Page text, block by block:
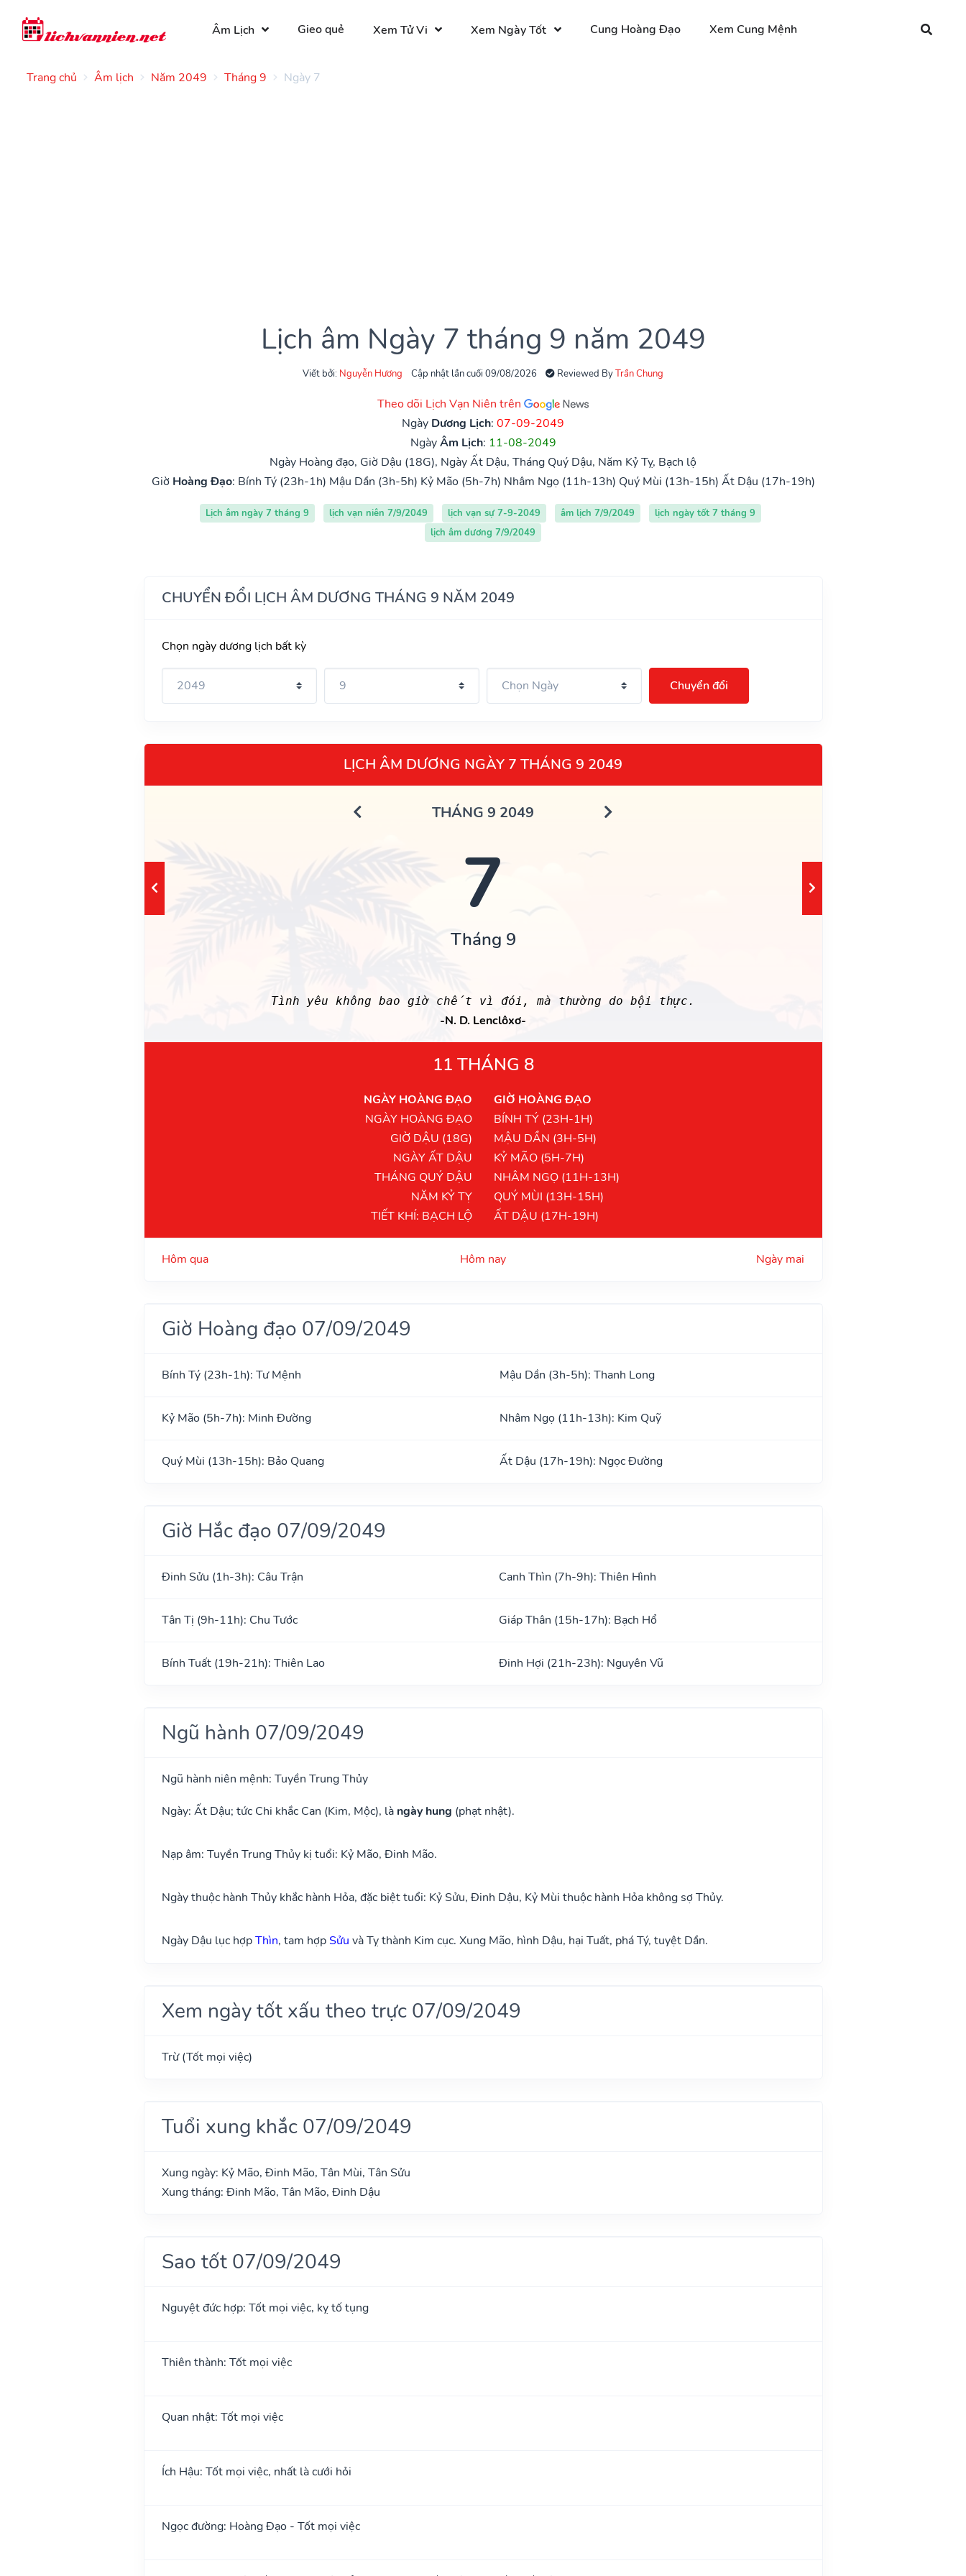
Âm Lịch Gieo quẻ Xem Tử Vi Xem Ngày Tốt Cung Hoàng Đạo Xem Cung Mệnh
Trang chủ Âm lịch Năm 2049 Tháng 9 Ngày 7
Lịch âm Ngày 7 tháng 9 năm 2049
Viết bởi: Nguyễn Hương Cập nhật lần cuối 09/08/2026 Reviewed ByTrần Chung
Theo dõi Lịch Vạn Niên trên
Ngày Dương Lịch: 07-09-2049
NgàyÂm Lịch: 11-08-2049
Ngày Hoàng đạo, Giờ Dậu (18G), Ngày Ất Dậu, Tháng Quý Dậu, Năm Kỷ Tỵ, Bạch lộ
Giờ Hoàng Đạo: Bính Tý (23h-1h) Mậu Dần (3h-5h) Kỷ Mão (5h-7h) Nhâm Ngọ (11h-13h) Quý Mùi (13h-15h) Ất Dậu (17h-19h)
Lịch âm ngày 7 tháng 9 lịch vạn niên 7/9/2049 lịch vạn sự 7-9-2049 âm lịch 7/9/2049
lịch ngày tốt 7 tháng 9
lịch âm dương 7/9/2049
CHUYỂN ĐỔI LỊCH ÂM DƯƠNG THÁNG 9 NĂM 2049
Chọn ngày dương lịch bất kỳ
Chuyển đổi
LỊCH ÂM DƯƠNG NGÀY 7 THÁNG 9 2049
THÁNG 9 2049
7
Tháng 9
Tình yêu không bao giờ chết vì đói, mà thường do bội thực.
-N. D. Lenclôxơ-
11 THÁNG 8
NGÀY HOÀNG ĐẠO
NGÀY HOÀNG ĐẠO
GIỜ DẬU (18G)
NGÀY ẤT DẬU
THÁNG QUÝ DẬU
NĂM KỶ TỴ
TIẾT KHÍ: BẠCH LỘ
GIỜ HOÀNG ĐẠO
BÍNH TÝ (23H-1H)
MẬU DẦN (3H-5H)
KỶ MÃO (5H-7H)
NHÂM NGỌ (11H-13H)
QUÝ MÙI (13H-15H)
ẤT DẬU (17H-19H)
Hôm qua Hôm nay Ngày mai
Giờ Hoàng đạo 07/09/2049
Bính Tý (23h-1h): Tư Mệnh Mậu Dần (3h-5h): Thanh Long
Kỷ Mão (5h-7h): Minh Đường Nhâm Ngọ (11h-13h): Kim Quỹ
Quý Mùi (13h-15h): Bảo Quang Ất Dậu (17h-19h): Ngọc Đường
Giờ Hắc đạo 07/09/2049
Đinh Sửu (1h-3h): Câu Trận Canh Thìn (7h-9h): Thiên Hình
Tân Tị (9h-11h): Chu Tước Giáp Thân (15h-17h): Bạch Hổ
Bính Tuất (19h-21h): Thiên Lao Đinh Hợi (21h-23h): Nguyên Vũ
Ngũ hành 07/09/2049
Ngũ hành niên mệnh: Tuyền Trung Thủy
Ngày: Ất Dậu; tức Chi khắc Can (Kim, Mộc), là ngày hung (phạt nhật).
Nạp âm: Tuyền Trung Thủy kị tuổi: Kỷ Mão, Đinh Mão.
Ngày thuộc hành Thủy khắc hành Hỏa, đặc biệt tuổi: Kỷ Sửu, Đinh Dậu, Kỷ Mùi thuộc hành Hỏa không sợ Thủy.
Ngày Dậu lục hợpThìn, tam hợpSửu và Tỵ thành Kim cục. Xung Mão, hình Dậu, hại Tuất, phá Tý, tuyệt Dần.
Xem ngày tốt xấu theo trực 07/09/2049
Trừ (Tốt mọi việc)
Tuổi xung khắc 07/09/2049
Xung ngày: Kỷ Mão, Đinh Mão, Tân Mùi, Tân Sửu
Xung tháng: Đinh Mão, Tân Mão, Đinh Dậu
Sao tốt 07/09/2049
Nguyệt đức hợp: Tốt mọi việc, kỵ tố tụng
Thiên thành: Tốt mọi việc
Quan nhật: Tốt mọi việc
Ích Hậu: Tốt mọi việc, nhất là cưới hỏi
Ngọc đường: Hoàng Đạo - Tốt mọi việc